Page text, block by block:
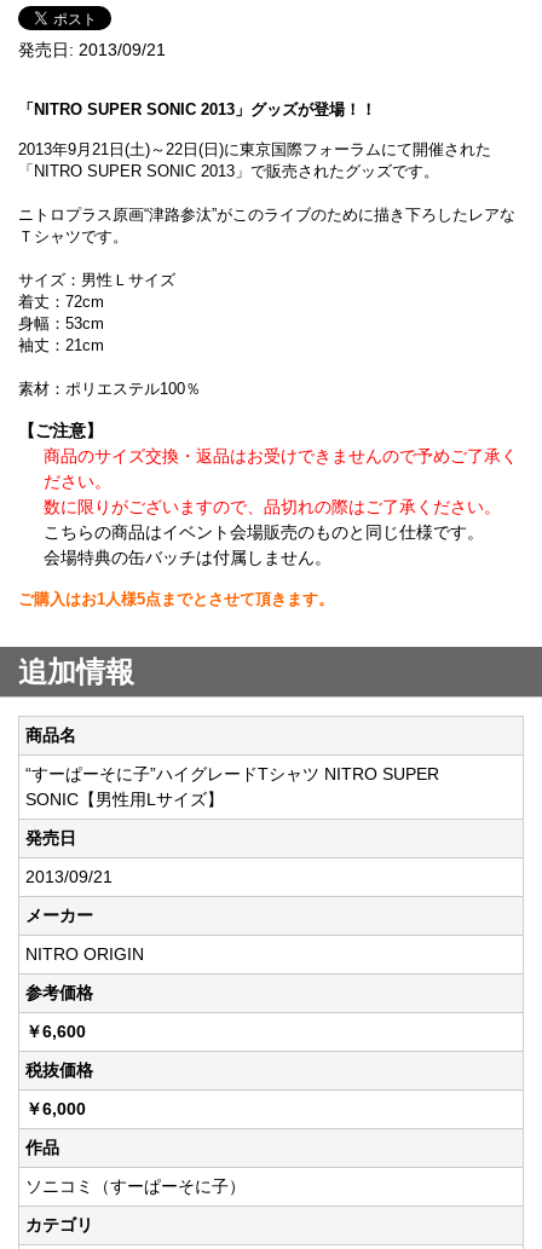
発売日: 2013/09/21
「NITRO SUPER SONIC 2013」グッズが登場！！
2013年9月21日(土)～22日(日)に東京国際フォーラムにて開催された
「NITRO SUPER SONIC 2013」で販売されたグッズです。
ニトロプラス原画“津路参汰”がこのライブのために描き下ろしたレアな
Ｔシャツです。
サイズ：男性Ｌサイズ
着丈：72cm
身幅：53cm
袖丈：21cm
素材：ポリエステル100％
【ご注意】
商品のサイズ交換・返品はお受けできませんので予めご了承く
ださい。
数に限りがございますので、品切れの際はご了承ください。
こちらの商品はイベント会場販売のものと同じ仕様です。
会場特典の缶バッチは付属しません。
ご購入はお1人様5点までとさせて頂きます。
追加情報
商品名
“すーぱーそに子”ハイグレードTシャツ NITRO SUPER
SONIC【男性用Lサイズ】
発売日
2013/09/21
メーカー
NITRO ORIGIN
参考価格
￥6,600
税抜価格
￥6,000
作品
ソニコミ（すーぱーそに子）
カテゴリ